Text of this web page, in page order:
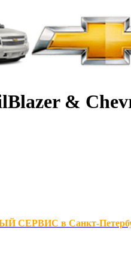
&
СЕРВИС в Санкт-